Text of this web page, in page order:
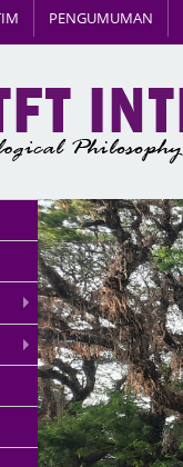
PENGUMUMAN